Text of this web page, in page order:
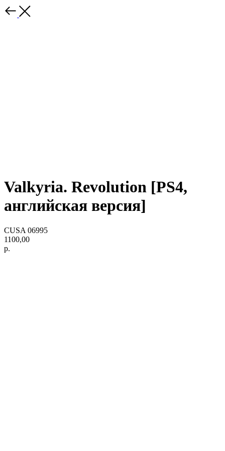
Valkyria. Revolution [PS4,
английская версия]
CUSA 06995
1100,00
р.